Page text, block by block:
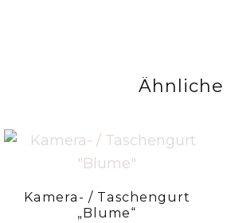
Kamera- / Taschengurt
„Blume“